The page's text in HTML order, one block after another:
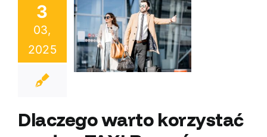
3
03,
2025
warto
z usług
Rzeszów
Dlaczego warto korzystać